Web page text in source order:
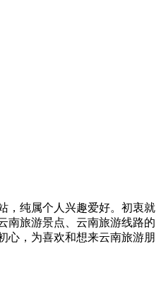
，纯属个人兴趣爱好。初衷就
南旅游景点、云南旅游线路的
心，为喜欢和想来云南旅游朋